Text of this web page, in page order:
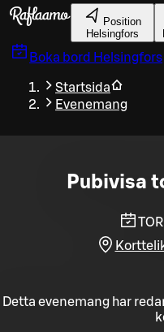
Gå till huvudinnehållet
Position
Helsingfors
Boka bord Helsingfors
Startsida
Evenemang
Pubivisa
Detta evenemang har